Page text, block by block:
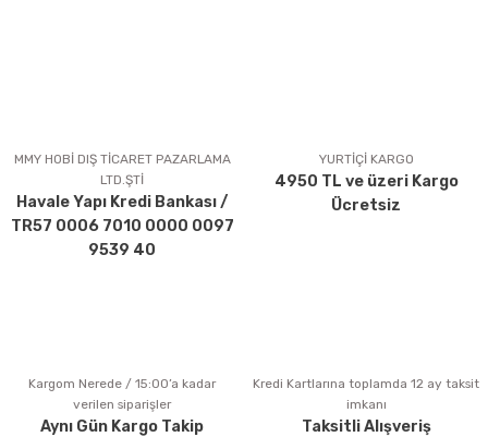
Ürün açıklamasında eksik bilgiler bulunuyor.
Ürün bilgilerinde hatalar bulunuyor.
Ürün fiyatı diğer sitelerden daha pahalı.
Bu ürüne benzer farklı alternatifler olmalı.
Gönder
MMY HOBİ DIŞ TİCARET PAZARLAMA
LTD.ŞTİ
Havale Yapı Kredi Bankası /
TR57 0006 7010 0000 0097
9539 40
YURTİÇİ KARGO
4950 TL ve üzeri Kargo
Ücretsiz
Kargom Nerede / 15:00’a kadar
verilen siparişler
Aynı Gün Kargo Takip
Kredi Kartlarına toplamda 12 ay taksit
imkanı
Taksitli Alışveriş